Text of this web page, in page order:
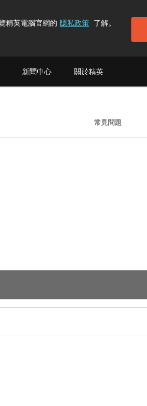
精英電腦官網的 隱私政策 了解。
新聞中心 關於精英
常見問題